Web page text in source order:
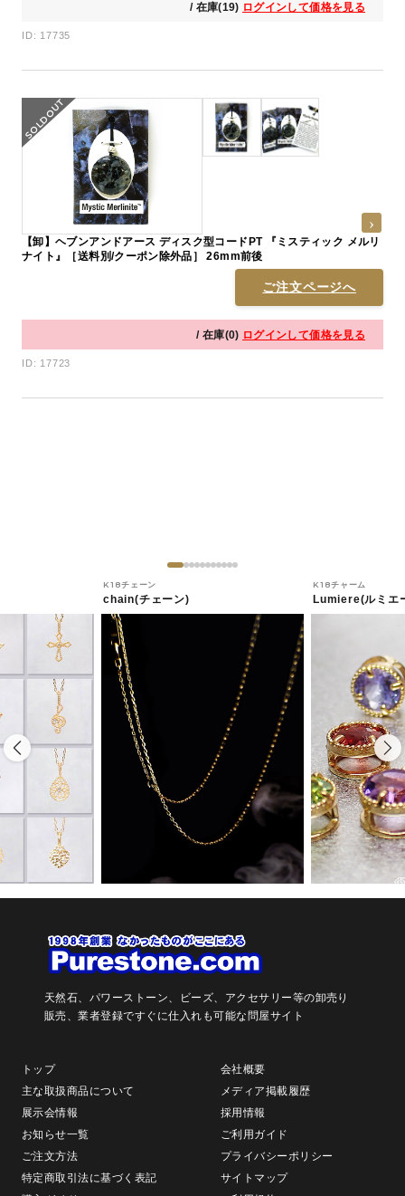
/ 在庫(19) ログインして価格を見る
ID: 17735
【卸】ヘブンアンドアース ディスク型コードPT 『ミスティック メルリ
ナイト』［送料別/クーポン除外品］ 26mm前後
ご注文ページへ
/ 在庫(0) ログインして価格を見る
ID: 17723
K18チェーン
chain(チェーン)
K18チャーム
Lumiere(ルミエ
天然石、パワーストーン、ビーズ、アクセサリー等の卸売り
販売、業者登録ですぐに仕入れも可能な問屋サイト
トップ
会社概要
主な取扱商品について
メディア掲載履歴
展示会情報
採用情報
お知らせ一覧
ご利用ガイド
ご注文方法
プライバシーポリシー
特定商取引法に基づく表記
サイトマップ